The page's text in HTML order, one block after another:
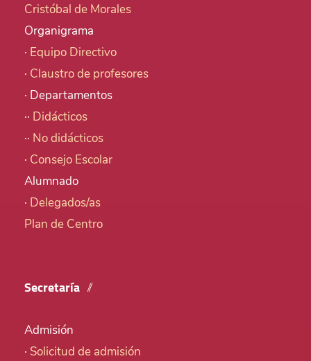
Cristóbal de Morales
Organigrama
· Equipo Directivo
· Claustro de profesores
· Departamentos
·· Didácticos
·· No didácticos
· Consejo Escolar
Alumnado
· Delegados/as
Plan de Centro
Secretaría
Admisión
· Solicitud de admisión